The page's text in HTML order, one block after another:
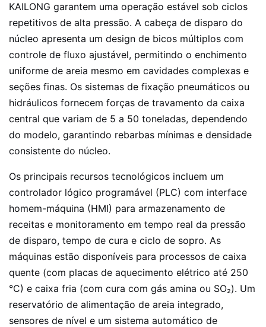
KAILONG garantem uma operação estável sob ciclos
repetitivos de alta pressão. A cabeça de disparo do
núcleo apresenta um design de bicos múltiplos com
controle de fluxo ajustável, permitindo o enchimento
uniforme de areia mesmo em cavidades complexas e
seções finas. Os sistemas de fixação pneumáticos ou
hidráulicos fornecem forças de travamento da caixa
central que variam de 5 a 50 toneladas, dependendo
do modelo, garantindo rebarbas mínimas e densidade
consistente do núcleo.
Os principais recursos tecnológicos incluem um
controlador lógico programável (PLC) com interface
homem-máquina (HMI) para armazenamento de
receitas e monitoramento em tempo real da pressão
de disparo, tempo de cura e ciclo de sopro. As
máquinas estão disponíveis para processos de caixa
quente (com placas de aquecimento elétrico até 250
°C) e caixa fria (com cura com gás amina ou SO₂). Um
reservatório de alimentação de areia integrado,
sensores de nível e um sistema automático de